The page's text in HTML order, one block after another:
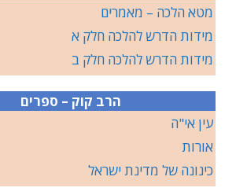
מטא הלכה – מאמרים
מידות הדרש להלכה חלק א
מידות הדרש להלכה חלק ב
הרב קוק – ספרים
עין אי"ה
אורות
כינונה של מדינת ישראל